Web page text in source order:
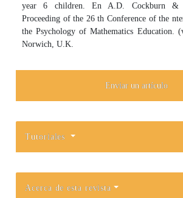
year 6 children. En A.D. Cockburn &
Proceeding of the 26 th Conference of the
the Psychology of Mathematics Education.
Norwich, U.K.
Enviar un artículo
Tutoriales
Acerca de esta revista